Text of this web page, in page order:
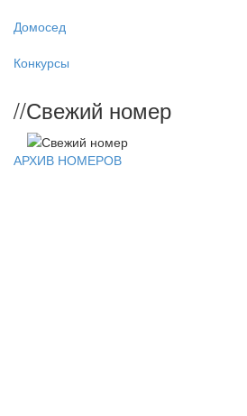
Домосед
Конкурсы
//Свежий номер
АРХИВ НОМЕРОВ